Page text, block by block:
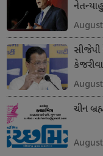
નેતન્યાહુ
સીજેપી
ચીન